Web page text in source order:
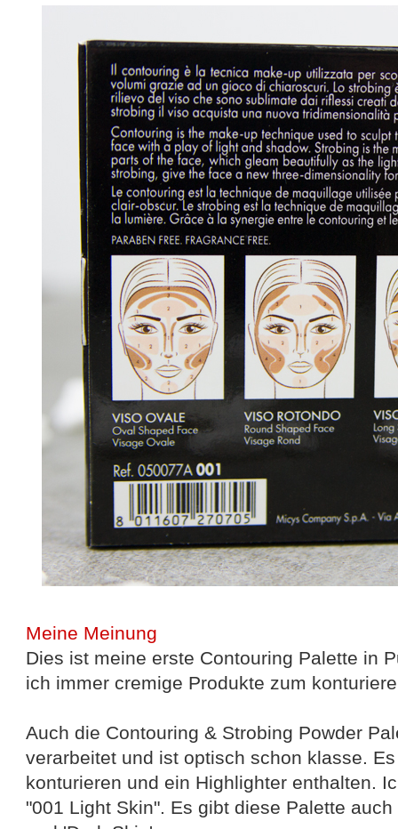
Meine Meinung
Dies ist meine erste Contouring Palette in
ich immer cremige Produkte zum
Auch die Contouring & Strobing Powder
verarbeitet und ist optisch schon klasse.
konturieren und ein Highlighter enthalten.
"001 Light Skin". Es gibt diese Palette